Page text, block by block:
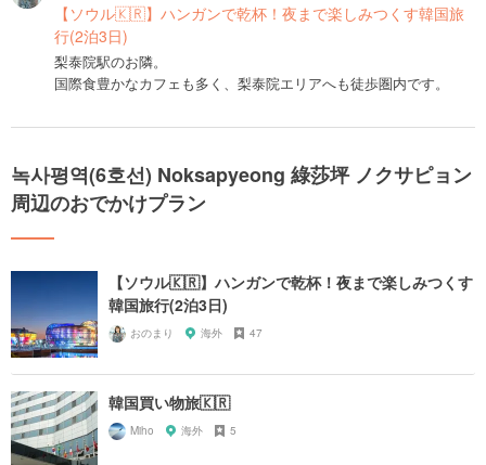
【ソウル🇰🇷】ハンガンで乾杯！夜まで楽しみつくす韓国旅
行(2泊3日)
梨泰院駅のお隣。
国際食豊かなカフェも多く、梨泰院エリアへも徒歩圏内です。
녹사평역(6호선) Noksapyeong 綠莎坪 ノクサピョン
周辺のおでかけプラン
【ソウル🇰🇷】ハンガンで乾杯！夜まで楽しみつくす
韓国旅行(2泊3日)
おのまり 海外 47
韓国買い物旅🇰🇷
Miho 海外 5